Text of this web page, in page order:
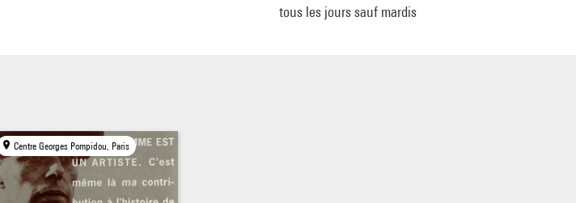
tous les jours sauf mardis
Centre Georges Pompidou, Paris